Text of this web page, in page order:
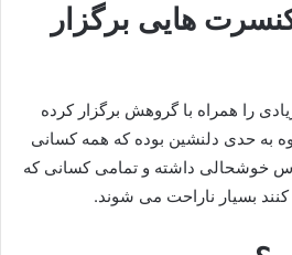
کنسرت هایی برگزار
را همراه با گروهش برگزار کرده
به حدی دلنشین بوده که همه کسانی
خوشحالی داشته و تمامی کسانی که
کنند بسیار ناراحت می شوند.